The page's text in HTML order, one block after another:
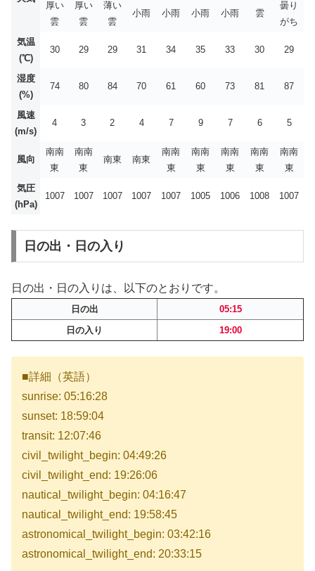
厚い
雲
厚い
雲
薄い
雲
小雨 小雨 小雨 小雨 雲
曇り
がち
気温
(℃)
30 29 29 31 34 35 33 30 29
湿度
(%)
74 80 84 70 61 60 73 81 87
風速
(m/s)
4 3 2 4 7 9 7 6 5
風向
南南
東
南南
東
南東 南東
南南
東
南南
東
南南
東
南南
東
南南
東
気圧
(hPa)
1007 1007 1007 1007 1007 1005 1006 1008 1007
日の出・日の入り
日の出・日の入りは、以下のとおりです。
日の出
05:15
日の入り
19:00
■詳細（英語）
sunrise: 05:16:28
sunset: 18:59:04
transit: 12:07:46
civil_twilight_begin: 04:49:26
civil_twilight_end: 19:26:06
nautical_twilight_begin: 04:16:47
nautical_twilight_end: 19:58:45
astronomical_twilight_begin: 03:42:16
astronomical_twilight_end: 20:33:15